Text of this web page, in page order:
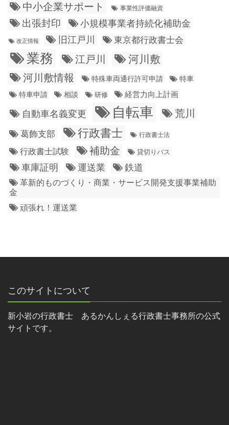
中小企業サポート 事業性評価融資
出張封印 小規模事業者持続化補助金
改正情報 旧江戸川 東京都行政書士会
業務 江戸川
河川敷
河川敷情報
特殊車両通行許可申請
特車
特車申請
相談 研修 経営力向上計画
自動車名義変更 自転車 荒川
葛飾支部 行政書士 行政書士法
行政書士試験 補助金 貸切りバス
車庫証明 運送業 鉄道
革新的ものづくり・商業・サービス開発支援事業補助
金
頑張れ！運送業
このサイトについて
新小岩の行政書士 あるかんしぇる行政書士事務所の公式
サイトです。